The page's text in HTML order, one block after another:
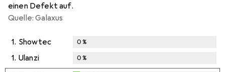
einen Defekt auf.
Quelle: Galaxus
1. Showtec 0%
1. Ulanzi 0%